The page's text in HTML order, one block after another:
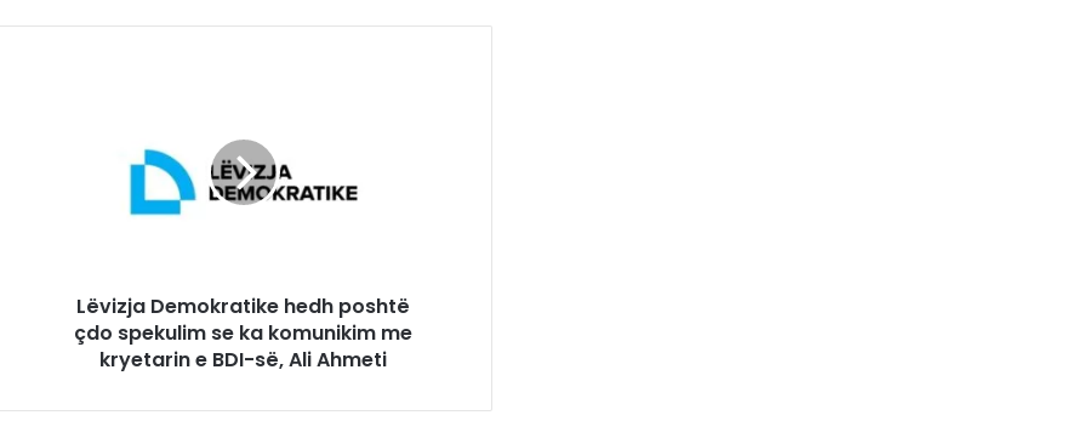
Lëvizja Demokratike hedh poshtë
çdo spekulim se ka komunikim me
kryetarin e BDI-së, Ali Ahmeti